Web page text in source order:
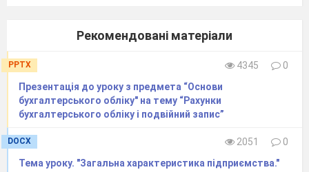
Рекомендовані матеріали
PPTX 4345
0
Презентація до уроку з предмета “Основи
бухгалтерського обліку" на тему “Рахунки
бухгалтерського обліку і подвійний запис”
DOCX 2051
0
Тема уроку. "Загальна характеристика підприємства."